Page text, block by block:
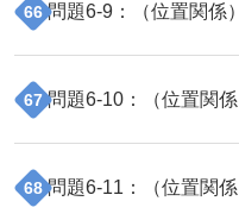
66 問題6-9 ：（位置関係）
67 問題6-10 ：（位置関係
68 問題6-11 ：（位置関係